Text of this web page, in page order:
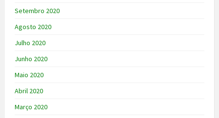
Setembro 2020
Agosto 2020
Julho 2020
Junho 2020
Maio 2020
Abril 2020
Março 2020